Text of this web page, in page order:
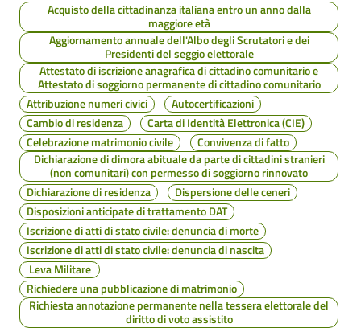
Seguici
su
Acquisto della cittadinanza italiana entro un anno dalla
maggiore età
Aggiornamento annuale dell'Albo degli Scrutatori e dei
Presidenti del seggio elettorale
Attestato di iscrizione anagrafica di cittadino comunitario e
Attestato di soggiorno permanente di cittadino comunitario
Attribuzione numeri civici
Autocertificazioni
Cambio di residenza
Carta di Identità Elettronica (CIE)
Celebrazione matrimonio civile
Convivenza di fatto
Dichiarazione di dimora abituale da parte di cittadini stranieri
(non comunitari) con permesso di soggiorno rinnovato
Dichiarazione di residenza
Dispersione delle ceneri
Disposizioni anticipate di trattamento DAT
Iscrizione di atti di stato civile: denuncia di morte
Iscrizione di atti di stato civile: denuncia di nascita
Leva Militare
Richiedere una pubblicazione di matrimonio
Richiesta annotazione permanente nella tessera elettorale del
diritto di voto assistito